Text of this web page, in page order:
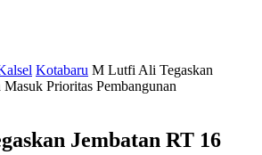
Kotabaru M Lutfi Ali Tegaskan
Prioritas Pembangunan
Jembatan RT 16